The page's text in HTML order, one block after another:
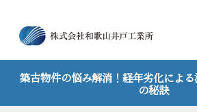
築古物件の悩み解消！経年劣化によ
の秘訣